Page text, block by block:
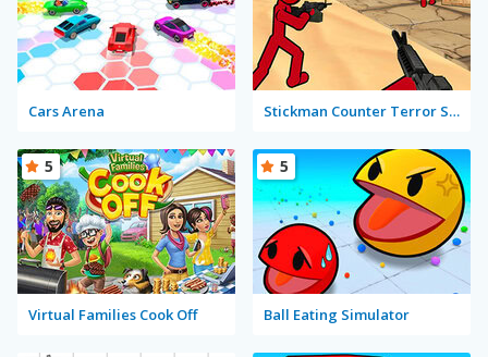
Cars Arena Stickman Counter Terror Strike
Virtual Families Cook Off
5
Ball Eating Simulator
5